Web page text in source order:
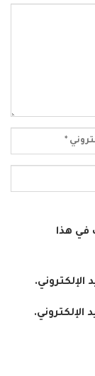
في هذا
الإلكتروني.